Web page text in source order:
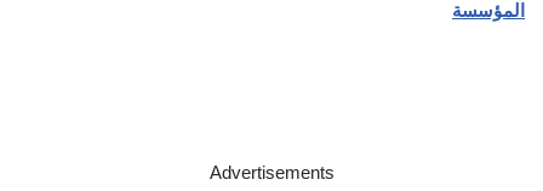
المؤسسة
Advertisements